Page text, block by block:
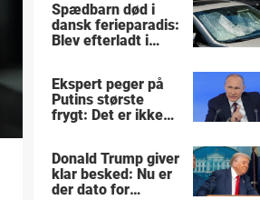
Spædbarn død i
dansk ferieparadis:
Blev efterladt i
Ekspert peger på
Putins største
frygt: Det er ikke
Donald Trump giver
klar besked: Nu er
der dato for